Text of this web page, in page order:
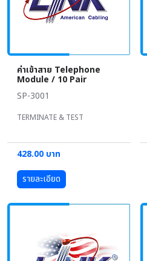
ค่าเข้าสาย Telephone
Module / 10 Pair
SP-3001
TERMINATE & TEST
428.00 บาท
รายละเอียด